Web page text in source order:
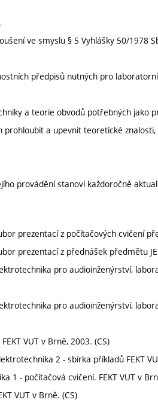
ve smyslu § 5 Vyhlášky 50/1978
předpisů nutných pro
a teorie obvodů potřebných jako
prohloubit a upevnit teoretické
provádění stanoví každoročně
prezentací z počítačových cvičení
prezentací z přednášek předmětu
pro audioinženýrství,
pro audioinženýrství,
VUT v Brně, 2003. (CS)
2 - sbírka příkladů FEKT
1 - počítačová cvičení. FEKT VUT v
VUT v Brně. (CS)